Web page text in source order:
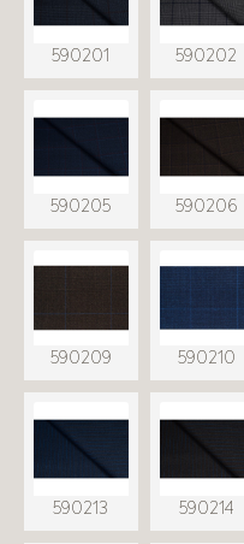
590201 590202
590205 590206
590209 590210
590213 590214